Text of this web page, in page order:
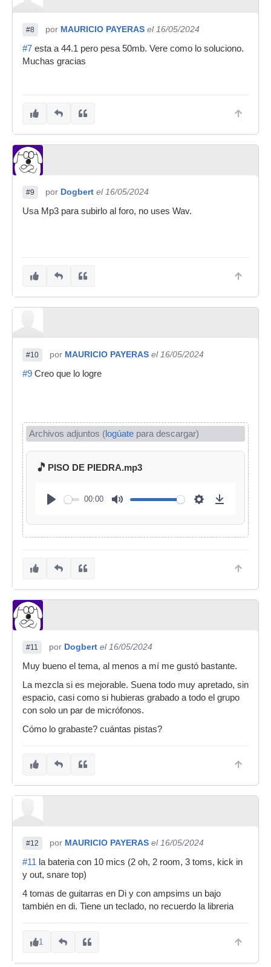
#8 por MAURICIO PAYERAS el 16/05/2024
#7 esta a 44.1 pero pesa 50mb. Vere como lo soluciono.
Muchas gracias
#9 por Dogbert el 16/05/2024
Usa Mp3 para subirlo al foro, no uses Wav.
#10 por MAURICIO PAYERAS el 16/05/2024
#9 Creo que lo logre
Archivos adjuntos (logúate para descargar)
🎵 PISO DE PIEDRA.mp3
00:00
#11 por Dogbert el 16/05/2024
Muy bueno el tema, al menos a mí me gustó bastante.
La mezcla si es mejorable. Suena todo muy apretado, sin
espacio, casi como si hubieras grabado a todo el grupo
con solo un par de micrófonos.
Cómo lo grabaste? cuántas pistas?
#12 por MAURICIO PAYERAS el 16/05/2024
#11 la bateria con 10 mics (2 oh, 2 room, 3 toms, kick in
y out, snare top)
4 tomas de guitarras en Di y con ampsims un bajo
también en di. Tiene un teclado, no recuerdo la libreria
1